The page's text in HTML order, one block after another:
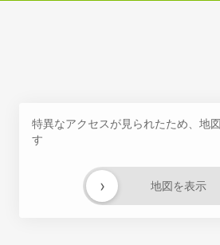
特異なアクセスが見られたため、地
す
地図を表示
›